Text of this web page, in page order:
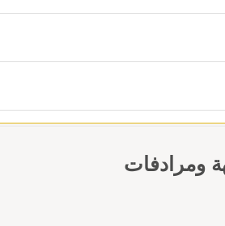
ومرادفات